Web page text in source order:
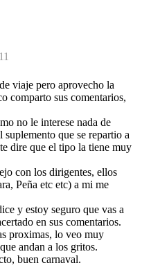
viaje pero aprovecho la
comparto sus comentarios,
no le interese nada de
que se repartio a
dire que el tipo la tiene muy
con los dirigentes, ellos
Peña etc etc) a mi me
y estoy seguro que vas a
en sus comentarios.
proximas, lo veo muy
andan a los gritos.
buen carnaval.